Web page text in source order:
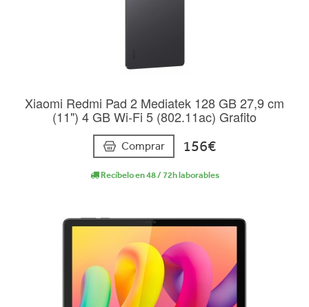
Xiaomi Redmi Pad 2 Mediatek 128 GB 27,9 cm
(11") 4 GB Wi-Fi 5 (802.11ac) Grafito
Comprar 156€
Recíbelo en 48 / 72h laborables